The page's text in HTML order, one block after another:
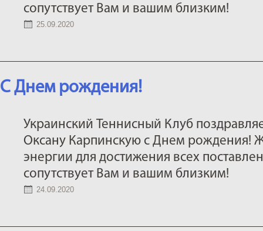
сопутствует Вам и вашим близким!
25.09.2020
C Днем рождения!
Украинский Теннисный Клуб
Оксану Карпинскую с Днем рождения!
энергии для достижения всех
сопутствует Вам и вашим близким!
24.09.2020